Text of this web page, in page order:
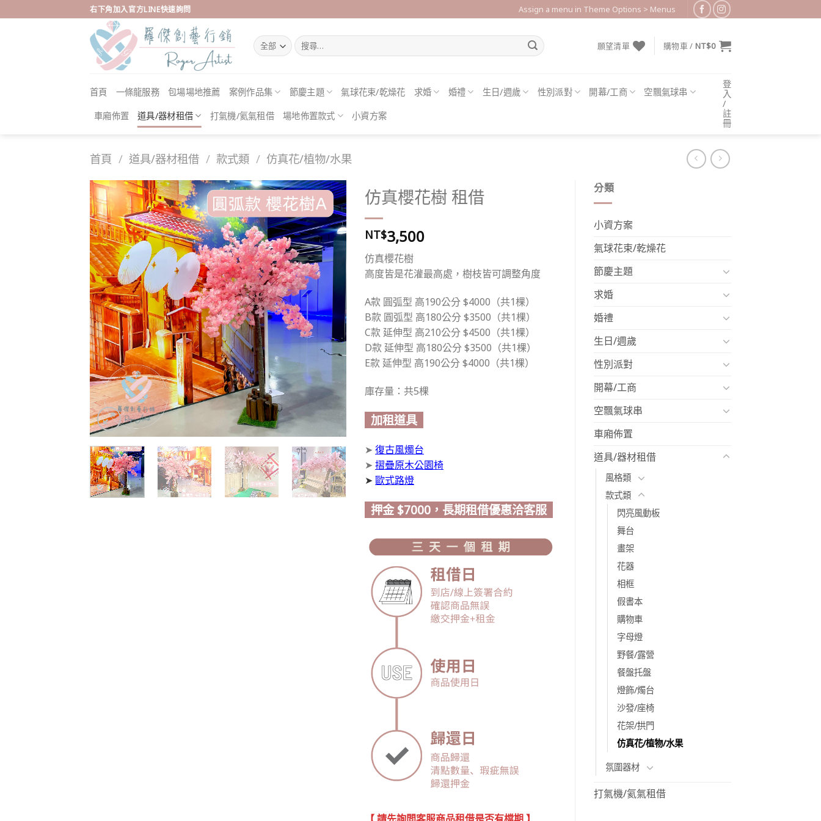
to
右下角加入官方LINE快速詢問 Assign a menu in Theme Options > Menus
搜
尋
字:
願望清單 購物車 / NT$0
首頁 一條龍服務 包場場地推薦 案例作品集 節慶主題 氣球花束/乾燥花 求婚 婚禮 生日/週歲 性別派對 開幕/工商 空飄氣球串
車廂佈置 道具/器材租借 打氣機/氦氣租借 場地佈置款式 小資方案
登
入
/
註
冊
首頁 / 道具/器材租借 / 款式類 / 仿真花/植物/水果
Add to
wishlist
仿真櫻花樹 租借
NT$3,500
仿真櫻花樹
高度皆是花灌最高處，樹枝皆可調整角度
A款 圓弧型 高190公分 $4000（共1棵）
B款 圓弧型 高180公分 $3500（共1棵）
C款 延伸型 高210公分 $4500（共1棵）
D款 延伸型 高180公分 $3500（共1棵）
E款 延伸型 高190公分 $4000（共1棵）
庫存量：共5棵
加租道具
➤ 復古風燭台
➤ 摺疊原木公園椅
➤ 歐式路燈
押金 $7000，長期租借優惠洽客服
分類
小資方案
氣球花束/乾燥花
節慶主題
求婚
婚禮
生日/週歲
性別派對
開幕/工商
空飄氣球串
車廂佈置
道具/器材租借
風格類
款式類
閃亮風動板
舞台
畫架
花器
相框
假書本
購物車
字母燈
野餐/露營
餐盤托盤
燈飾/燭台
沙發/座椅
花架/拱門
仿真花/植物/水果
氛圍器材
打氣機/氦氣租借